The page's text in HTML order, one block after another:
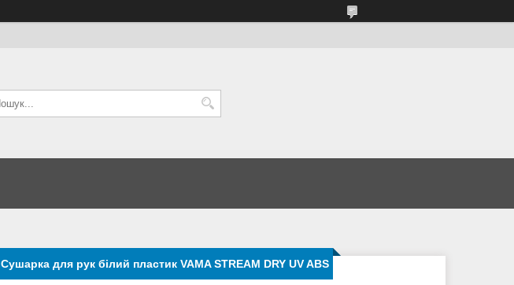
Сушарка для рук білий пластик VAMA STREAM DRY UV ABS